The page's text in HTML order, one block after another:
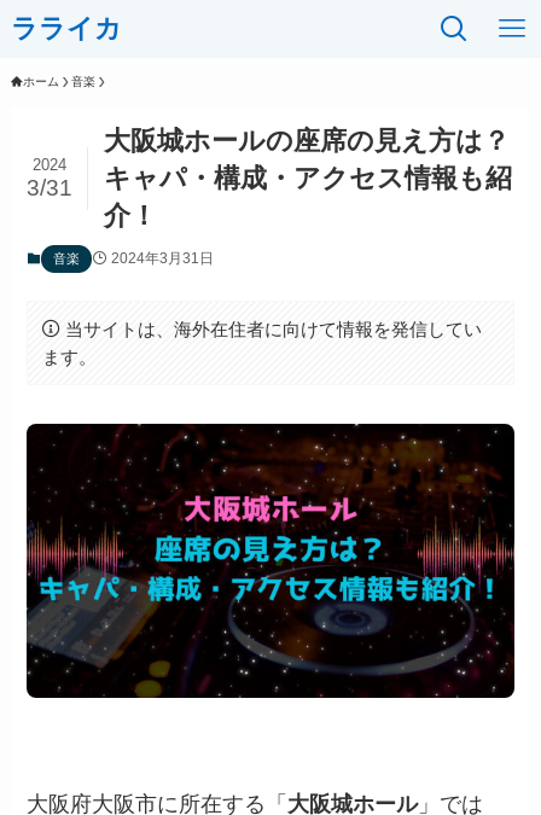
ラライカ
ホーム 音楽
大阪城ホールの座席の見え方は？
キャパ・構成・アクセス情報も紹
介！
2024
3/31
音楽 2024年3月31日
当サイトは、海外在住者に向けて情報を発信してい
ます。
大阪府大阪市に所在する「 大阪城ホール」では